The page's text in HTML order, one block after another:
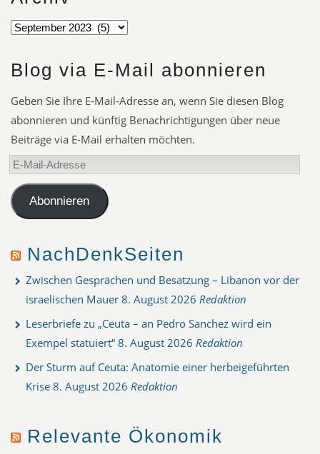
Blog via E-Mail abonnieren
Geben Sie Ihre E-Mail-Adresse an, wenn Sie diesen Blog
abonnieren und künftig Benachrichtigungen über neue
Beiträge via E-Mail erhalten möchten.
E-
Mail-
AdresseAbonnieren
NachDenkSeiten
Zwischen Gesprächen und Besatzung – Libanon vor der
israelischen Mauer 8. August 2026 Redaktion
Leserbriefe zu „Ceuta – an Pedro Sanchez wird ein
Exempel statuiert“ 8. August 2026 Redaktion
Der Sturm auf Ceuta: Anatomie einer herbeigeführten
Krise 8. August 2026 Redaktion
Relevante Ökonomik